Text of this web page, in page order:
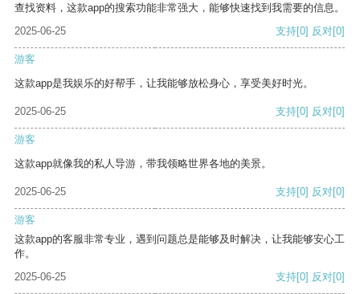
查找资料，这款app的搜索功能非常强大，能够快速找到我需要的信息。
2025-06-25
支持[0] 反对[0]
游客
这款app是我娱乐的好帮手，让我能够放松身心，享受美好时光。
2025-06-25 支持[0] 反对[0]
游客
这款app就像我的私人导游，带我领略世界各地的美景。
2025-06-25 支持[0] 反对[0]
游客
这款app的客服非常专业，遇到问题总是能够及时解决，让我能够安心工
作。
2025-06-25
支持[0] 反对[0]